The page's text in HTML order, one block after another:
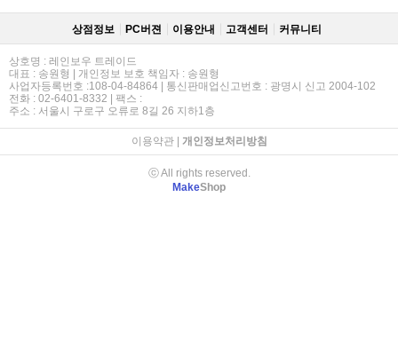
상점정보 PC버젼 이용안내 고객센터 커뮤니티
상호명 : 레인보우 트레이드
대표 : 송원형 | 개인정보 보호 책임자 : 송원형
사업자등록번호 :108-04-84864 | 통신판매업신고번호 : 광명시 신고 2004-102
전화 : 02-6401-8332 | 팩스 :
주소 : 서울시 구로구 오류로 8길 26 지하1층
이용약관| 개인정보처리방침
ⓒ All rights reserved.
MakeShop